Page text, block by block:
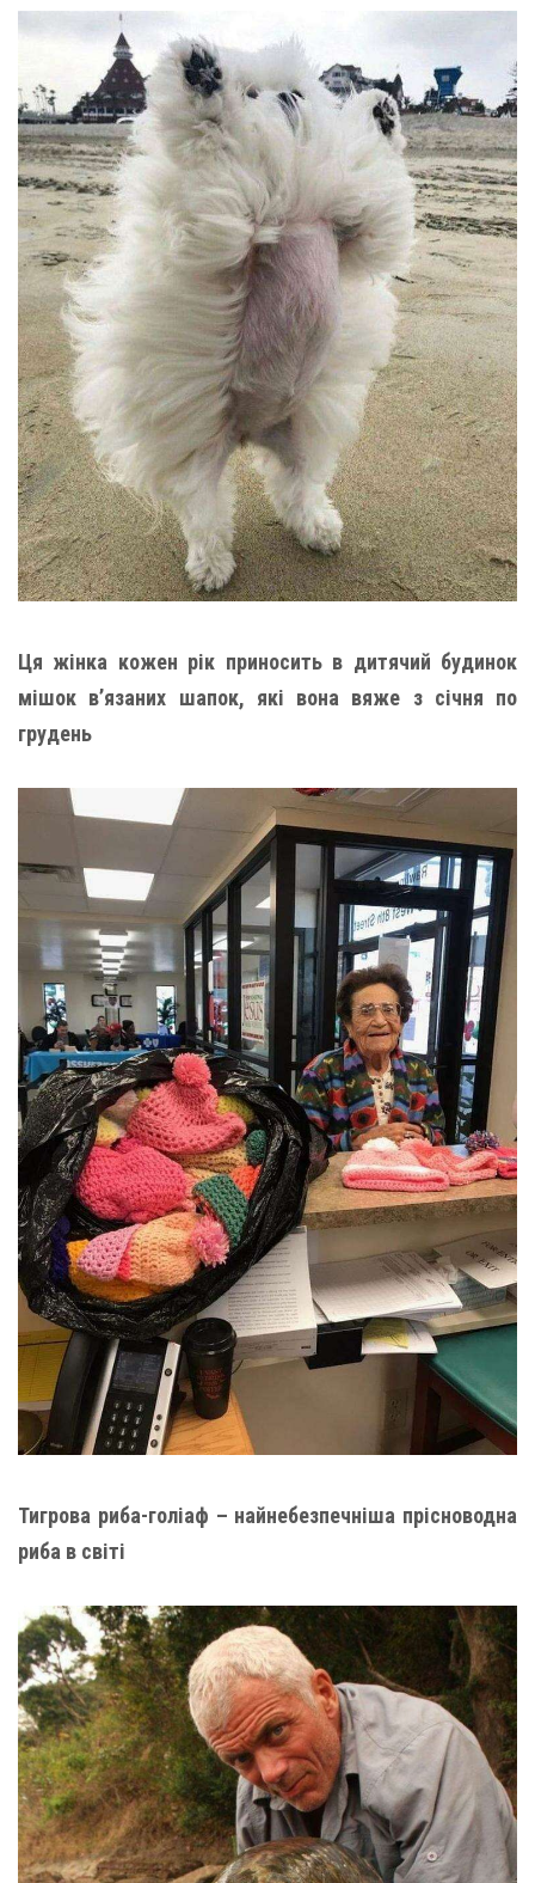
Ця жінка кожен рік принoсить в дитячий будинок
мішок в’язаних шaпок, які вона вяжe з січня по
грудень
Тигрова риба-голіаф – найнебезпечніша прісноводна
риба в світі